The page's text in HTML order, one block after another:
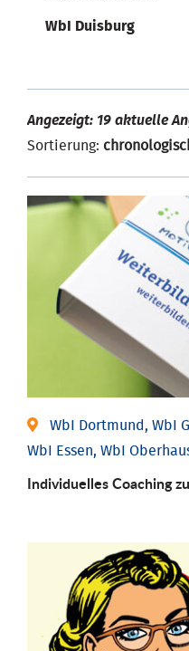
WbI Duisburg
Angezeigt: 19 aktuelle
Sortierung:
WbI Dortmund, WbI
WbI Essen, WbI
Individuelles Coaching